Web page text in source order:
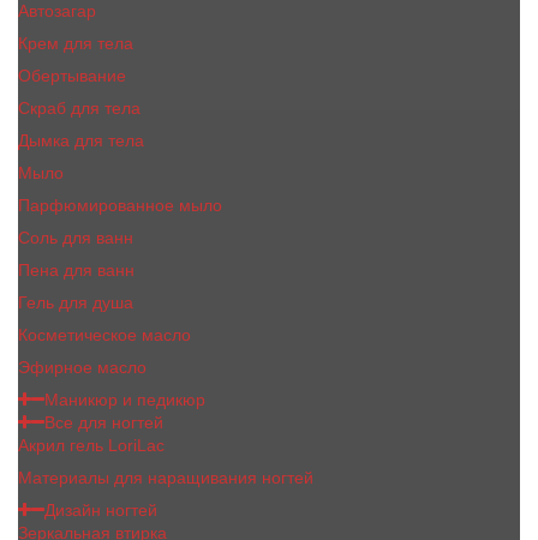
Автозагар
Крем для тела
Обертывание
Скраб для тела
Дымка для тела
Мыло
Парфюмированное мыло
Соль для ванн
Пена для ванн
Гель для душа
Косметическое масло
Эфирное масло
Маникюр и педикюр
Все для ногтей
Акрил гель LoriLac
Материалы для наращивания ногтей
Дизайн ногтей
Зеркальная втирка